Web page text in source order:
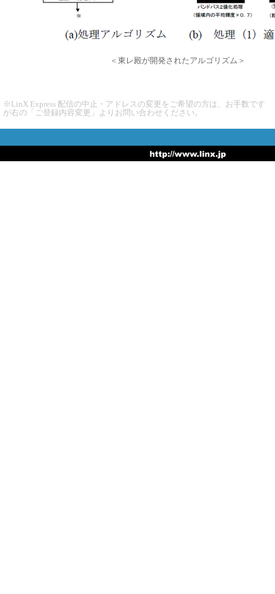
＜東レ殿が開発されたアルゴリズム＞
※LinX Express 配信の中止・アドレスの変更をご希望の方は、お手数です
が右の「ご登録内容変更」よりお問い合わせください。